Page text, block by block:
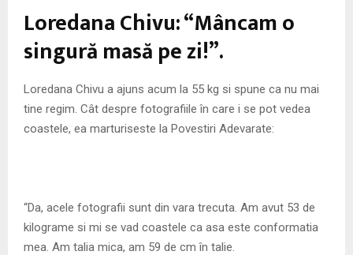
N
U
Loredana Chivu: “Mâncam o
singură masă pe zi!”.
Loredana Chivu a ajuns acum la 55 kg si spune ca nu mai
tine regim. Cât despre fotografiile în care i se pot vedea
coastele, ea marturiseste la Povestiri Adevarate:
“Da, acele fotografii sunt din vara trecuta. Am avut 53 de
kilograme si mi se vad coastele ca asa este conformatia
mea. Am talia mica, am 59 de cm în talie.